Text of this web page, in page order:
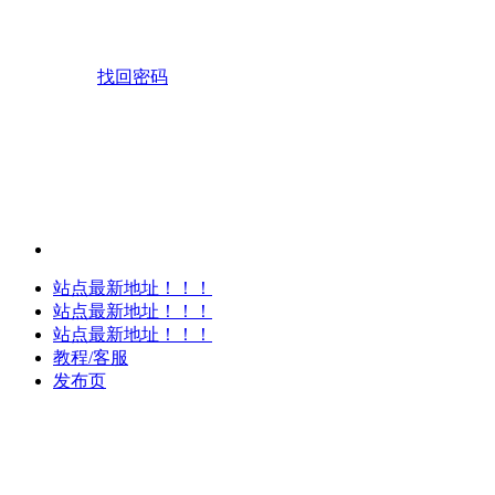
找回密码
站点最新地址！！！
站点最新地址！！！
站点最新地址！！！
教程/客服
发布页